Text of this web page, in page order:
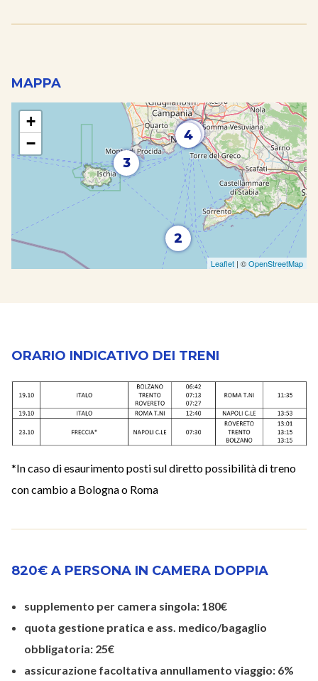
MAPPA
1
2
3
4
5
+
−
Leaflet | ©OpenStreetMap
ORARIO INDICATIVO DEI TRENI
*In caso di esaurimento posti sul diretto possibilità di treno
con cambio a Bologna o Roma
820€ A PERSONA IN CAMERA DOPPIA
supplemento per camera singola: 180€
quota gestione pratica e ass. medico/bagaglio
obbligatoria: 25€
assicurazione facoltativa annullamento viaggio: 6%